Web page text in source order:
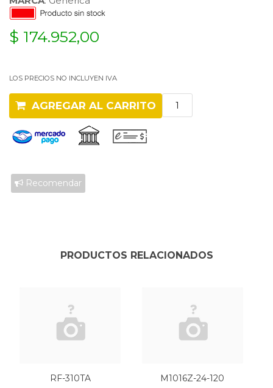
$ 174.952,00
LOS PRECIOS NO INCLUYEN IVA
AGREGAR AL CARRITO
Recomendar
PRODUCTOS RELACIONADOS
RF-310TA M1016Z-24-120